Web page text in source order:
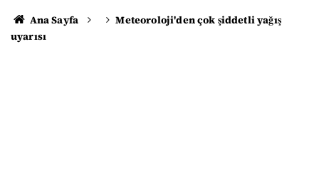
Ana Sayfa
Meteoroloji'den çok şiddetli yağış
uyarısı